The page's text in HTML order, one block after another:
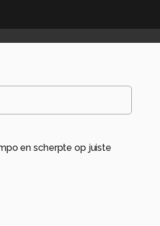
en scherpte op juiste